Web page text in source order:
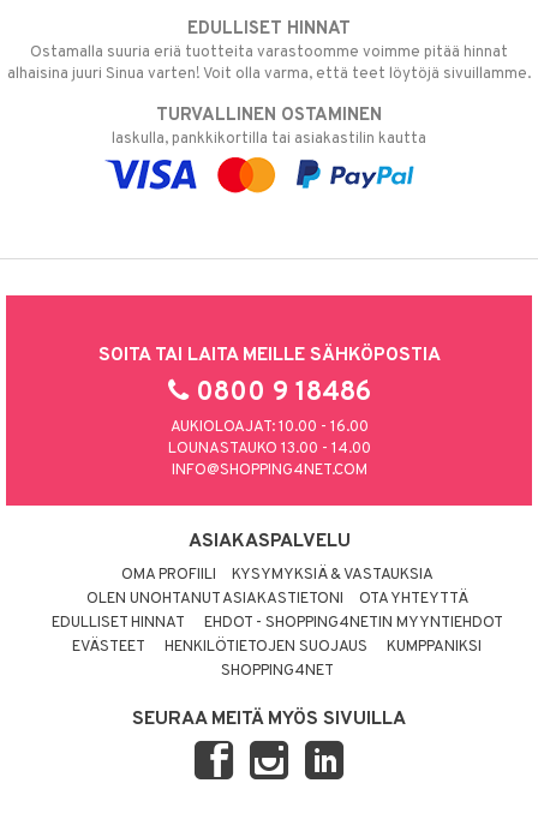
EDULLISET HINNAT
Ostamalla suuria eriä tuotteita varastoomme voimme pitää hinnat
alhaisina juuri Sinua varten! Voit olla varma, että teet löytöjä sivuillamme.
TURVALLINEN OSTAMINEN
laskulla, pankkikortilla tai asiakastilin kautta
SOITA TAI LAITA MEILLE SÄHKÖPOSTIA
0800 9 18486
AUKIOLOAJAT: 10.00 - 16.00
LOUNASTAUKO 13.00 - 14.00
INFO@SHOPPING4NET.COM
ASIAKASPALVELU
OMA PROFIILI
KYSYMYKSIÄ & VASTAUKSIA
OLEN UNOHTANUT ASIAKASTIETONI
OTA YHTEYTTÄ
EDULLISET HINNAT
EHDOT - SHOPPING4NETIN MYYNTIEHDOT
EVÄSTEET
HENKILÖTIETOJEN SUOJAUS
KUMPPANIKSI
SHOPPING4NET
SEURAA MEITÄ MYÖS SIVUILLA